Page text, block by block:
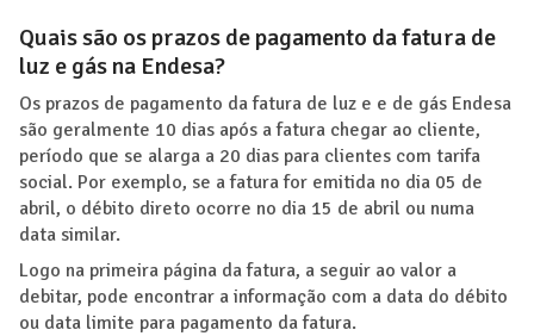
Quais são os prazos de pagamento da fatura de
luz e gás na Endesa?
Os prazos de pagamento da fatura de luz e e de gás Endesa
são geralmente 10 dias após a fatura chegar ao cliente,
período que se alarga a 20 dias para clientes com tarifa
social. Por exemplo, se a fatura for emitida no dia 05 de
abril, o débito direto ocorre no dia 15 de abril ou numa
data similar.
Logo na primeira página da fatura, a seguir ao valor a
debitar, pode encontrar a informação com a data do débito
ou data limite para pagamento da fatura.